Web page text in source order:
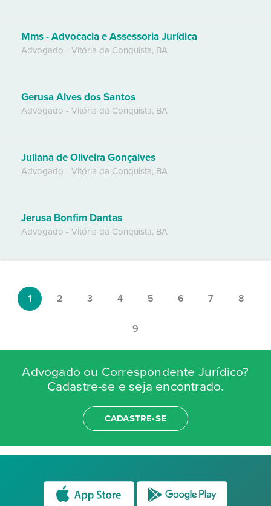
Mms - Advocacia e Assessoria Jurídica
Advogado - Vitória da Conquista, BA
Gerusa Alves dos Santos
Advogado - Vitória da Conquista, BA
Juliana de Oliveira Gonçalves
Advogado - Vitória da Conquista, BA
Jerusa Bonfim Dantas
Advogado - Vitória da Conquista, BA
1 2 3 4 5 6 7 8
9
Advogado ou Correspondente Jurídico?
Cadastre-se e seja encontrado.
CADASTRE-SE